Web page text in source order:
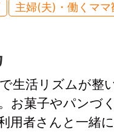
主婦(夫)・働くママ
生活リズムが整
お菓子やパンづ
用者さんと一緒